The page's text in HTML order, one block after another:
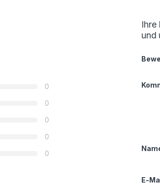
0
0
0
0
0
Ihre
und
E-